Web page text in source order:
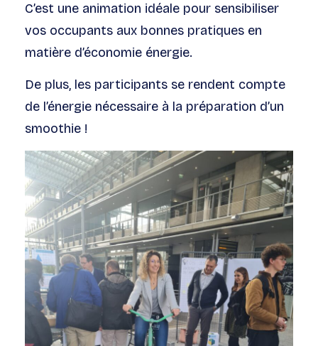
C’est une animation idéale pour sensibiliser
vos occupants aux bonnes pratiques en
matière d’économie énergie.
De plus, les participants se rendent compte
de l’énergie nécessaire à la préparation d’un
smoothie !